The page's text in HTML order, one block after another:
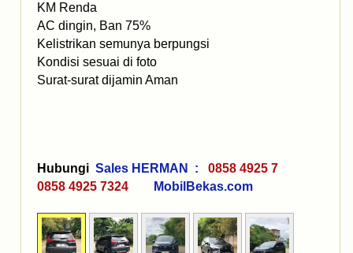
KM Renda
AC dingin, Ban 75%
Kelistrikan semunya berpungsi
Kondisi sesuai di foto
Surat-surat dijamin Aman
Hubungi Sales HERMAN :
0858 4925 7
0858 4925 7324
MobilBekas.com